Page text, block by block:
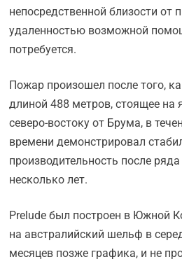
непосредственной близости от
удаленностью возможной
потребуется.
Пожар произошел после того,
длиной 488 метров, стоящее на
северо-востоку от Брума, в
времени демонстрировал
производительность после
несколько лет.
Prelude был построен в Южной
на австралийский шельф в
месяцев позже графика, и не